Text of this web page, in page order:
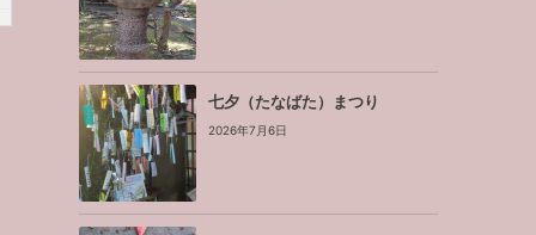
七夕（たなばた）まつり
2026年7月6日